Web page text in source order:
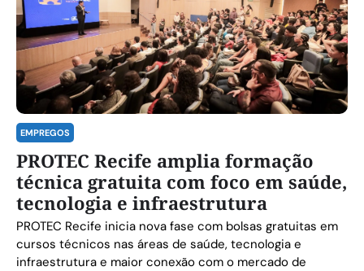
EMPREGOS
PROTEC Recife amplia formação
técnica gratuita com foco em saúde,
tecnologia e infraestrutura
PROTEC Recife inicia nova fase com bolsas gratuitas em
cursos técnicos nas áreas de saúde, tecnologia e
infraestrutura e maior conexão com o mercado de